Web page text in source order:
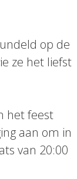
op de
ze het liefst
het feest
aan om in
van 20:00